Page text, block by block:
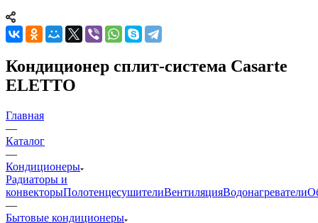
Кондиционер сплит-система Casarte
ELETTO
Главная
—
Каталог
—
Кондиционеры
Радиаторы и
конвекторыПолотенцесушителиВентиляцияВодонагреватели
—
Бытовые кондиционеры